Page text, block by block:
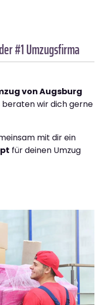
#1 Umzugsfirma
von Augsburg
beraten wir dich gerne
mit dir ein
für deinen Umzug